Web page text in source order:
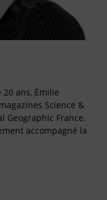
ans, Émilie
Science &
Geographic France.
accompagné la